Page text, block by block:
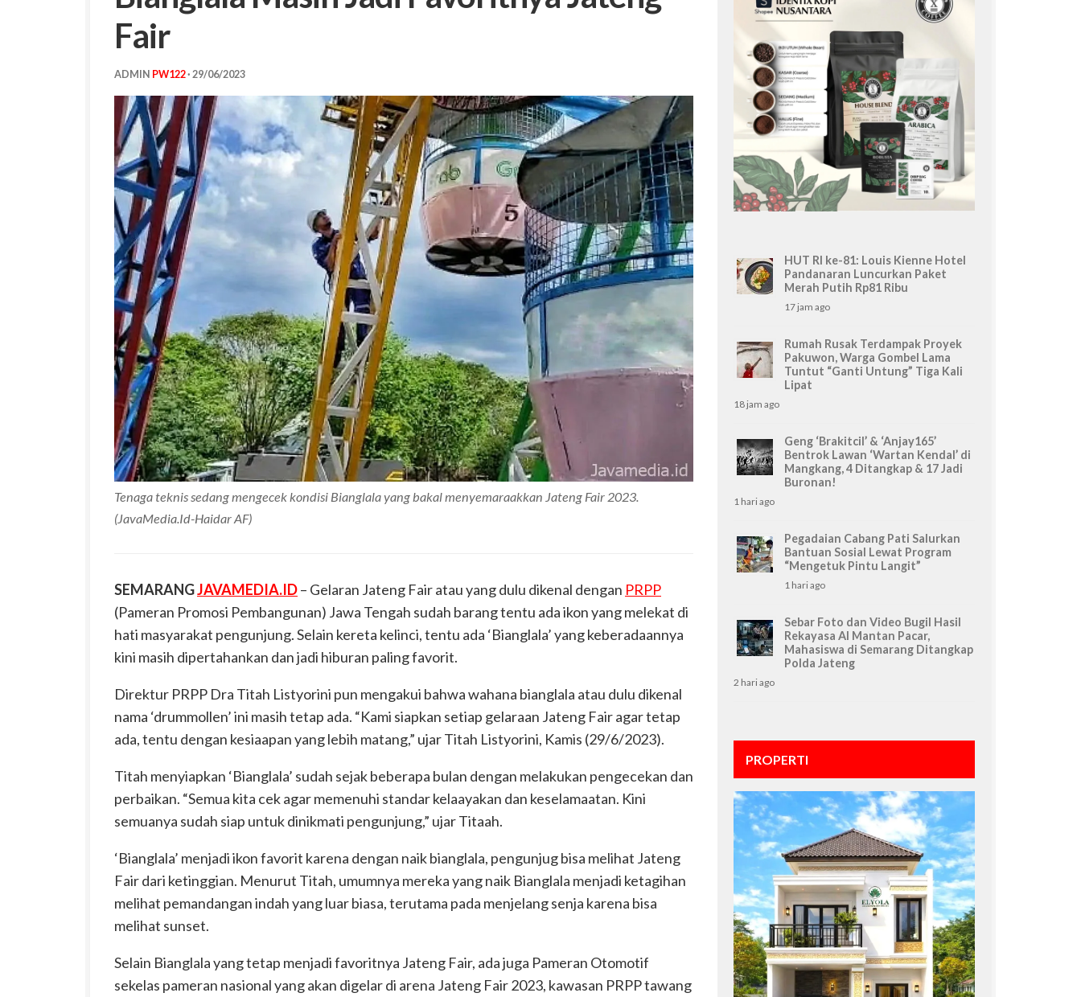
Fair
ADMIN PW122· 29/06/2023
Tenaga teknis sedang mengecek kondisi Bianglala yang bakal menyemaraakkan Jateng Fair 2023.
(JavaMedia.Id-Haidar AF)
SEMARANGJAVAMEDIA.ID– Gelaran Jateng Fair atau yang dulu dikenal dengan PRPP
(Pameran Promosi Pembangunan) Jawa Tengah sudah barang tentu ada ikon yang melekat di
hati masyarakat pengunjung. Selain kereta kelinci, tentu ada ‘Bianglala’ yang keberadaannya
kini masih dipertahankan dan jadi hiburan paling favorit.
Direktur PRPP Dra Titah Listyorini pun mengakui bahwa wahana bianglala atau dulu dikenal
nama ‘drummollen’ ini masih tetap ada. “Kami siapkan setiap gelaraan Jateng Fair agar tetap
ada, tentu dengan kesiaapan yang lebih matang,” ujar Titah Listyorini, Kamis (29/6/2023).
Titah menyiapkan ‘Bianglala’ sudah sejak beberapa bulan dengan melakukan pengecekan dan
perbaikan. “Semua kita cek agar memenuhi standar kelaayakan dan keselamaatan. Kini
semuanya sudah siap untuk dinikmati pengunjung,” ujar Titaah.
‘Bianglala’ menjadi ikon favorit karena dengan naik bianglala, pengunjug bisa melihat Jateng
Fair dari ketinggian. Menurut Titah, umumnya mereka yang naik Bianglala menjadi ketagihan
melihat pemandangan indah yang luar biasa, terutama pada menjelang senja karena bisa
melihat sunset.
Selain Bianglala yang tetap menjadi favoritnya Jateng Fair, ada juga Pameran Otomotif
sekelas pameran nasional yang akan digelar di arena Jateng Fair 2023, kawasan PRPP tawang
HUT RI ke-81: Louis Kienne Hotel
Pandanaran Luncurkan Paket
Merah Putih Rp81 Ribu
17 jam ago
Rumah Rusak Terdampak Proyek
Pakuwon, Warga Gombel Lama
Tuntut “Ganti Untung” Tiga Kali
Lipat
18 jam ago
Geng ‘Brakitcil’ & ‘Anjay165’
Bentrok Lawan ‘Wartan Kendal’ di
Mangkang, 4 Ditangkap & 17 Jadi
Buronan!
1 hari ago
Pegadaian Cabang Pati Salurkan
Bantuan Sosial Lewat Program
“Mengetuk Pintu Langit”
1 hari ago
Sebar Foto dan Video Bugil Hasil
Rekayasa AI Mantan Pacar,
Mahasiswa di Semarang Ditangkap
Polda Jateng
2 hari ago
PROPERTI